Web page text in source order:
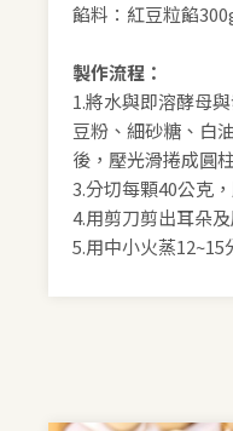
餡料：紅豆粒餡
製作流程：
1.將水與即溶酵母
豆粉、細砂糖、白
後，壓光滑捲成圓
3.分切每顆40公克
4.用剪刀剪出耳朵
5.用中小火蒸12~15